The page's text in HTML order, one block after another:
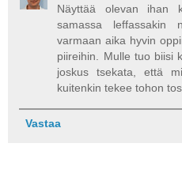
Näyttää olevan ihan
samassa
varmaan aika hyvin
piireihin. Mulle tuo biisi
joskus tsekata, että
kuitenkin tekee tohon
Vastaa